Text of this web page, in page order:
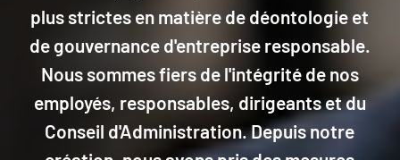
plus strictes en matière de déontologie et
de gouvernance d'entreprise responsable.
Nous sommes fiers de l'intégrité de nos
employés, responsables, dirigeants et du
Conseil d'Administration. Depuis notre